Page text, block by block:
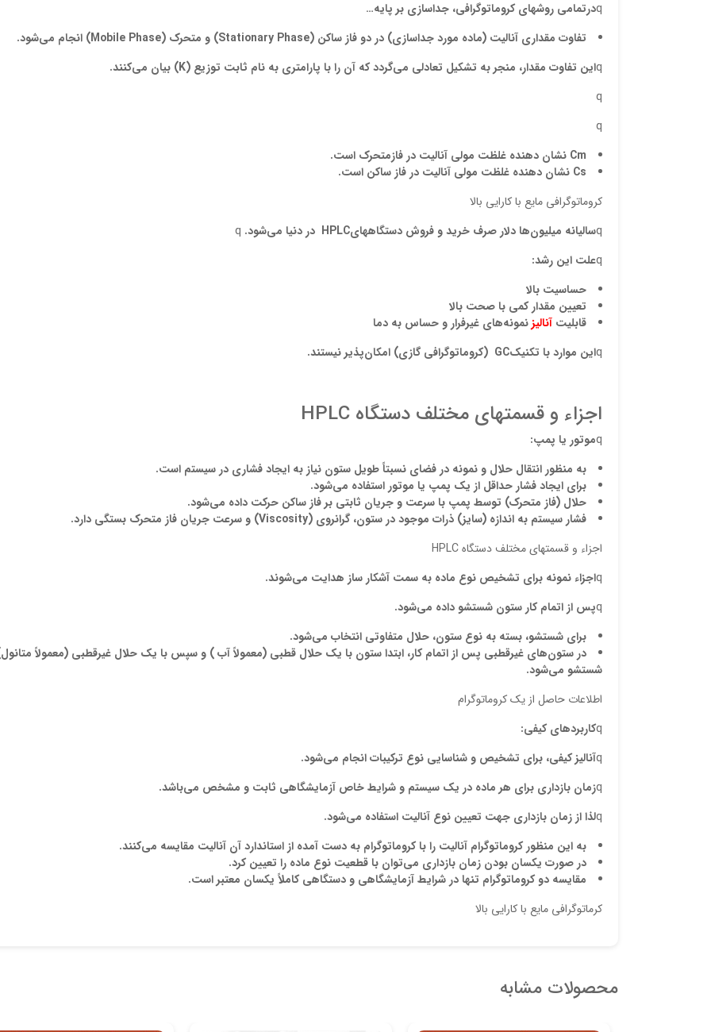
qدرتمامی روشهای کروماتوگرافی، جداسازی بر پایه…
تفاوت مقداری آنالیت (ماده مورد جداسازی) در دو فاز ساکن (Stationary Phase) و متحرک (Mobile Phase) انجام میشود.
qاین تفاوت مقدار، منجر به تشکیل تعادلی میگردد که آن را با پارامتری به نام ثابت توزیع (K) بیان میکنند.
q
q
Cm
نشان دهنده غلظت مولی آنالیت در فازمتحرک است.
Cs
نشان دهنده غلظت مولی آنالیت در فاز ساکن است.
کروماتوگرافی مایع با کارایی بالا
qسالیانه میلیونها دلار صرف خرید و فروش دستگاههایHPLC در دنیا میشود. q
qعلت این رشد:
حساسیت بالا
تعیین مقدار کمی با صحت بالا
قابلیت آنالیزنمونههای غیرفرار و حساس به دما
qاین مواردبا تکنیکGC (کروماتوگرافی گازی) امکانپذیر نیستند.
اجزاء و قسمتهای مختلف دستگاه HPLC
qموتور يا پمپ:
به منظور انتقال حلال و نمونه در فضای نسبتاطویل ستون نیاز به ایجاد فشاری در سیستم است.
برای ايجادفشار حداقل از یک پمپ يا موتور استفاده میشود.
حلال (فاز متحرک) توسط پمپ با سرعت و جریان ثابتی بر فاز ساکن حركت داده میشود.
فشار سیستم به اندازه (سایز) ذرات موجود در ستون، گرانروی (Viscosity) و سرعت جریان فاز متحرک بستگی دارد.
اجزاء و قسمتهای مختلف دستگاه HPLC
qاجزاء نمونه برای تشخیص نوع ماده به سمت آشکار ساز هدایت میشوند.
qپس از اتمام کار ستون شستشو داده میشود.
برای شستشو، بسته به نوع ستون، حلال متفاوتی انتخاب میشود.
در ستونهای غیرقطبی پس از اتمام کار، ابتدا ستون با یک حلال قطبی (معمولاآب ) و سپس با یک حلال غیرقطبی (معمولا
شستشو میشود.
اطلاعات حاصل از یک کروماتوگرام
qکاربردهای کیفی:
qآنالیز کیفی، برای تشخیص و شناسایی نوع ترکیبات انجام میشود.
qزمان بازداری برای هر ماده در یک سیستم و شرایط خاص آزمایشگاهی ثابت و مشخص میباشد.
qلذا از زمان بازداری جهت تعیین نوع آنالیت استفاده میشود.
به این منظور کروماتوگرام آنالیت را با کروماتوگرام به دست آمده از استاندارد آن آنالیت مقایسه میکنند.
در صورت یکسان بودن زمان بازداری میتوان با قطعیت نوع ماده را تعیین کرد.
مقایسه دو کروماتوگرام تنها در شرایط آزمایشگاهی و دستگاهی کاملاً یکسان معتبر است.
کرماتوگرافی مایع با کارایی بالا
محصولات مشابه